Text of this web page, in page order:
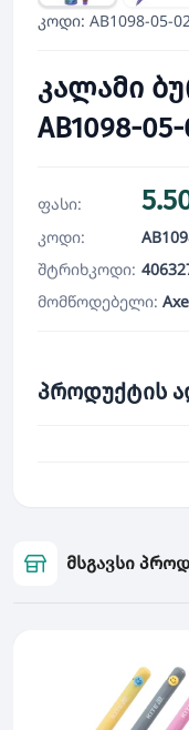
კოდი: AB1098-05-
კალამი
AB1098-
ფასი:
კოდი:
შტრიხკოდი:
მომწოდებელი:
პროდუქტის
მსგავსი